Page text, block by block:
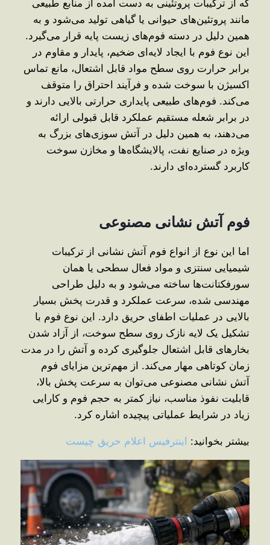
که از ترکیبات پروتئینی به ‌دست ‌آمده از منابع طبیعی
مانند پروتئین‌های حیوانی یا گیاهی تولید می‌شود و به
همین دلیل در دسته فوم‌های زیست ‌پایه قرار می‌گیرد.
این نوع فوم با ایجاد لایه‌ای ضخیم، پایدار و مقاوم در
برابر حرارت روی سطح مواد قابل اشتعال، مانع تماس
اکسیژن با سوخت شده و فرآیند احتراق را متوقف
می‌کند. فوم‌های طبیعی پایداری حرارتی بالایی دارند و
در برابر شعله مستقیم عملکرد قابل قبولی ارائه
می‌دهند، به همین دلیل در آتش‌ سوزی‌های بزرگ به‌
ویژه در صنایع نفت، پالایشگاه‌ها و مخازن سوخت
کاربرد گسترده‌ای دارند.
فوم آتش نشانی مصنوعی
اما این نوع از انواع فوم آتش نشانی از ترکیبات
شیمیایی سنتزی و مواد فعال سطحی یا همان
سورفکتانت‌ها ساخته می‌شود و به دلیل طراحی
مهندسی ‌شده، سرعت عملکرد و قدرت پخش بسیار
بالایی در عملیات اطفای حریق دارد. این نوع فوم با
تشکیل یک لایه نازک روی سطح سوخت، از آزاد شدن
بخارهای قابل اشتعال جلوگیری کرده و آتش را در مدت
زمان کوتاهی مهار می‌کند. از مهم‌ترین مزایای فوم
آتش نشانی مصنوعی می‌توان به سرعت پخش بالا،
قابلیت نفوذ مناسب، نیاز کمتر به حجم فوم و کارایی
زیاد در شرایط عملیاتی پیچیده اشاره کرد.
بیشتر بخوانید: اینترفیس اعلام حریق چیست